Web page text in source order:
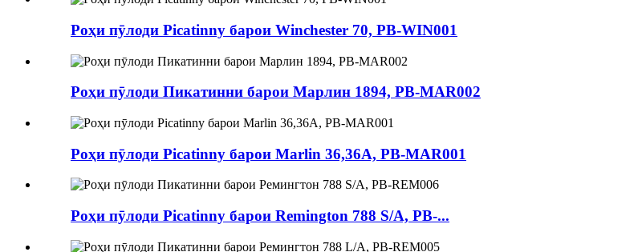
Роҳи пӯлоди Picatinny барои Winchester 70, PB-WIN001
Роҳи пӯлоди Пикатинни барои Марлин 1894, PB-MAR002
Роҳи пӯлоди Picatinny барои Marlin 36,36A, PB-MAR001
Роҳи пӯлоди Picatinny барои Remington 788 S/A, PB-...